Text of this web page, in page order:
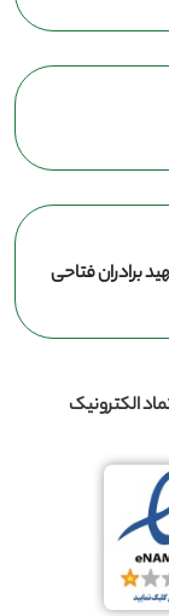
برادران فتاحی
الکترونیک